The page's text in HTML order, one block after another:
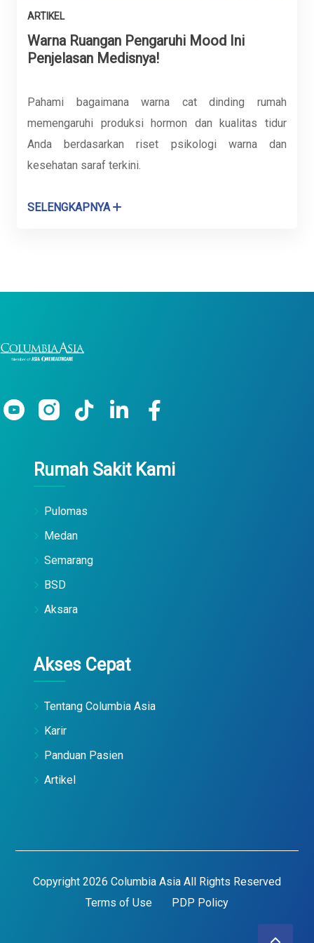
ARTIKEL
Warna Ruangan Pengaruhi Mood Ini
Penjelasan Medisnya!
Pahami bagaimana warna cat dinding rumah
memengaruhi produksi hormon dan kualitas tidur
Anda berdasarkan riset psikologi warna dan
kesehatan saraf terkini.
SELENGKAPNYA
Rumah Sakit Kami
Pulomas
Medan
Semarang
BSD
Aksara
Akses Cepat
Tentang Columbia Asia
Karir
Panduan Pasien
Artikel
Copyright 2026 Columbia Asia All Rights Reserved
Terms of Use
PDP Policy